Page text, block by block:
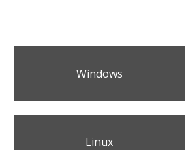
Windows
Linux